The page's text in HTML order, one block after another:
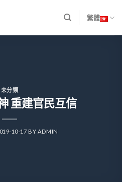
繁體
未分類
重建官民互信
10-17 BY ADMIN